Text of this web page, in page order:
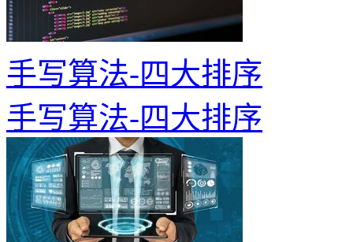
手写算法-四大排序
手写算法-四大排序